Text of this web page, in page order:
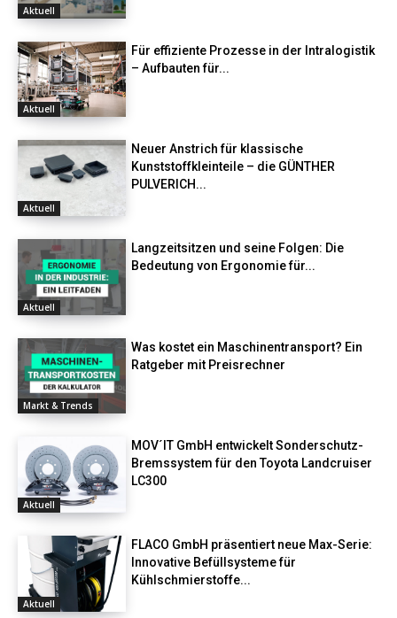
Aktuell
Aktuell
Für effiziente Prozesse in der Intralogistik
– Aufbauten für...
Aktuell
Neuer Anstrich für klassische
Kunststoffkleinteile – die GÜNTHER
PULVERICH...
Aktuell
Langzeitsitzen und seine Folgen: Die
Bedeutung von Ergonomie für...
Markt & Trends
Was kostet ein Maschinentransport? Ein
Ratgeber mit Preisrechner
Aktuell
MOV´IT GmbH entwickelt Sonderschutz-
Bremssystem für den Toyota Landcruiser
LC300
Aktuell
FLACO GmbH präsentiert neue Max-Serie:
Innovative Befüllsysteme für
Kühlschmierstoffe...